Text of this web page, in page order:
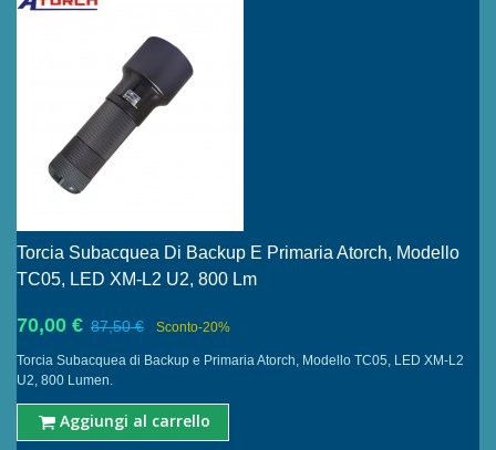
Torcia Subacquea Di Backup E Primaria Atorch, Modello
TC05, LED XM-L2 U2, 800 Lm
70,00 € 87,50 € Sconto-20%
Torcia Subacquea di Backup e Primaria Atorch, Modello TC05, LED XM-L2
U2, 800 Lumen.
Aggiungi al carrello